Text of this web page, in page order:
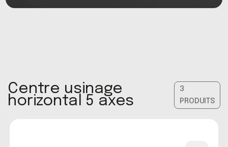
Centre usinage
horizontal 5 axes
3
PRODUITS